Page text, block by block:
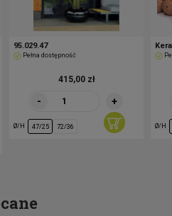
95.029.47
Pełna dostępność
415,00 zł
- +
Ø/H 47/25 72/36 Ø/H